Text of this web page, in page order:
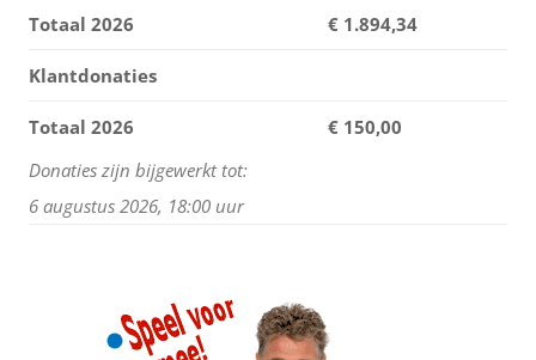
Totaal 2026 € 1.894,34
Klantdonaties
Totaal 2026
€ 150,00
Donaties zijn bijgewerkt tot:
6 augustus 2026, 18:00 uur